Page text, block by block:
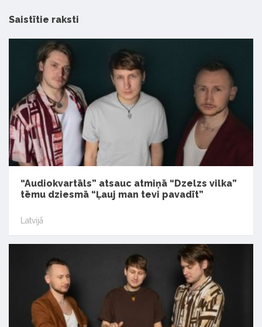
Saistītie raksti
“Audiokvartāls” atsauc atmiņā “Dzelzs vilka”
tēmu dziesmā “Ļauj man tevi pavadīt”
Latvijā